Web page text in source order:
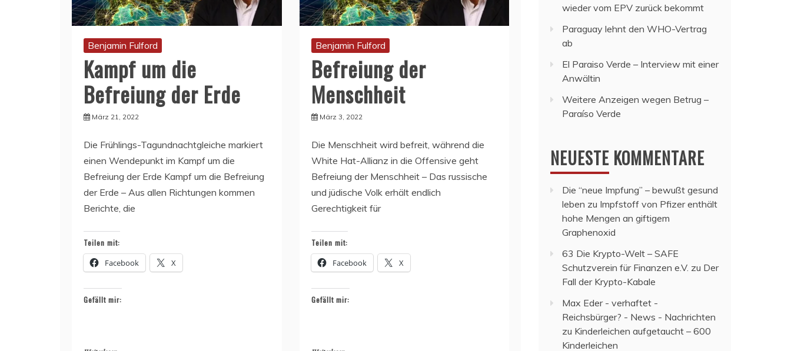
Benjamin Fulford
Kampf um die
Befreiung der Erde
März 21, 2022
Die Frühlings-Tagundnachtgleiche markiert
einen Wendepunkt im Kampf um die
Befreiung der Erde Kampf um die Befreiung
der Erde – Aus allen Richtungen kommen
Berichte, die
Teilen mit:
Facebook X
Gefällt mir:
Benjamin Fulford
Befreiung der
Menschheit
März 3, 2022
Die Menschheit wird befreit, während die
White Hat-Allianz in die Offensive geht
Befreiung der Menschheit – Das russische
und jüdische Volk erhält endlich
Gerechtigkeit für
Teilen mit:
Facebook X
Gefällt mir:
wieder vom EPV zurück bekommt
Paraguay lehnt den WHO-Vertrag
ab
El Paraiso Verde – Interview mit einer
Anwältin
Weitere Anzeigen wegen Betrug –
Paraíso Verde
NEUESTE KOMMENTARE
Die “neue Impfung” – bewußt gesund
leben zu Impfstoff von Pfizer enthält
hohe Mengen an giftigem
Graphenoxid
63 Die Krypto-Welt – SAFE
Schutzverein für Finanzen e.V. zu Der
Fall der Krypto-Kabale
Max Eder - verhaftet -
Reichsbürger? - News - Nachrichten
zu Kinderleichen aufgetaucht – 600
Kinderleichen